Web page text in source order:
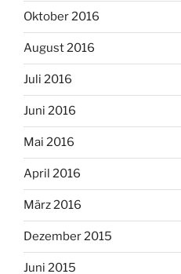
Oktober 2016
August 2016
Juli 2016
Juni 2016
Mai 2016
April 2016
März 2016
Dezember 2015
Juni 2015